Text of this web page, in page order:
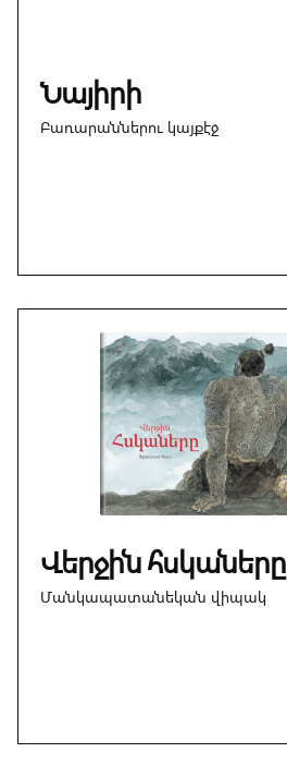
Նայիրի
Բառարաններու կայքէջ
Վերջին հսկաները
Մանկապատանեկան վիպակ